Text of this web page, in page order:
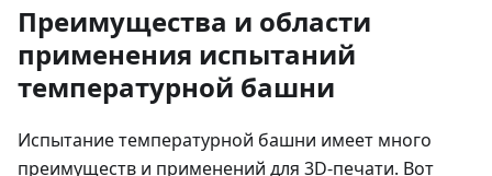
Преимущества и области
применения испытаний
температурной башни
Испытание температурной башни имеет много
преимуществ и применений для 3D-печати. Вот